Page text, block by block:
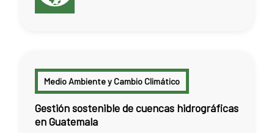
Medio Ambiente y Cambio Climático
Gestión sostenible de cuencas hidrográficas
en Guatemala